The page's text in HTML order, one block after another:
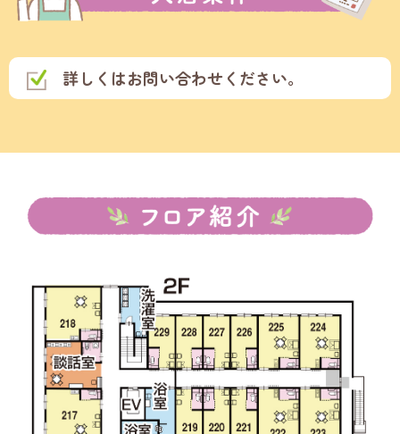
詳しくはお問い合わせください。